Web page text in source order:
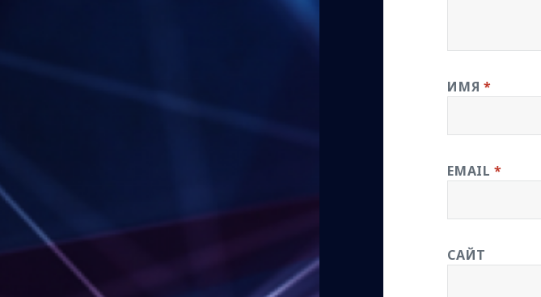
ИМЯ *
EMAIL*
САЙТ